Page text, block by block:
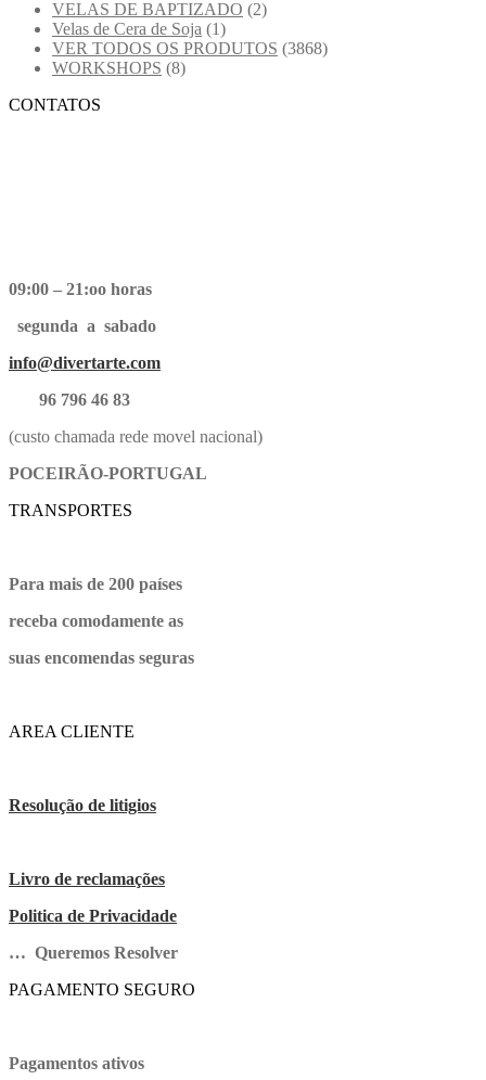
VELAS DE BAPTIZADO (2)
Velas de Cera de Soja (1)
VER TODOS OS PRODUTOS (3868)
WORKSHOPS (8)
CONTATOS
09:00 – 21:oo horas
segunda a sabado
info@divertarte.com
96 796 46 83
(custo chamada rede movel nacional)
POCEIRÃO-PORTUGAL
TRANSPORTES
Para mais de 200 países
receba comodamente as
suas encomendas seguras
AREA CLIENTE
Resolução de litigios
Livro de reclamações
Politica de Privacidade
… Queremos Resolver
PAGAMENTO SEGURO
Pagamentos ativos